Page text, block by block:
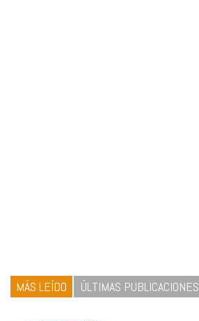
MÁS LEÍDO ÚLTIMAS PUBLICACIONES